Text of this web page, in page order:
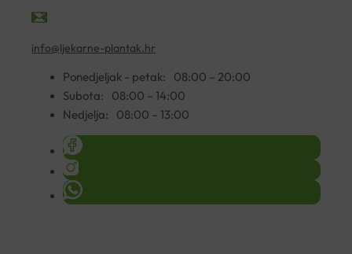
info@ljekarne-plantak.hr
Ponedjeljak - petak:
08:00 – 20:00
Subota:
08:00 – 14:00
Nedjelja:
08:00 – 13:00